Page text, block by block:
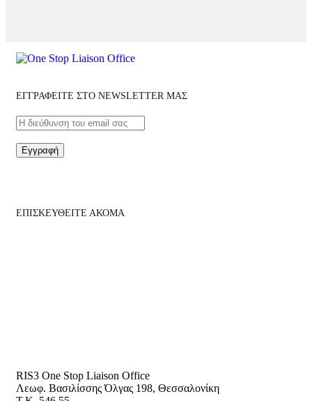
ΕΓΓΡΑΦΕΙΤΕ ΣΤΟ NEWSLETTER ΜΑΣ
Εγγραφή
ΕΠΙΣΚΕΥΘΕΙΤΕ ΑΚΟΜΑ
RIS3 One Stop Liaison Office
Λεωφ. Βασιλίσσης Όλγας 198, Θεσσαλονίκη